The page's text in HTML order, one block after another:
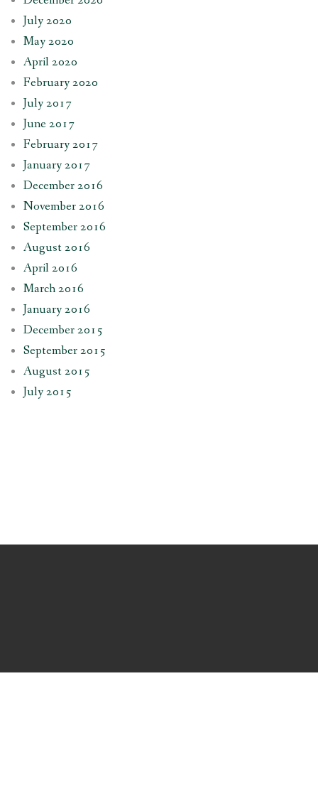
July 2020
May 2020
April 2020
February 2020
July 2017
June 2017
February 2017
January 2017
December 2016
November 2016
September 2016
August 2016
April 2016
March 2016
January 2016
December 2015
September 2015
August 2015
July 2015